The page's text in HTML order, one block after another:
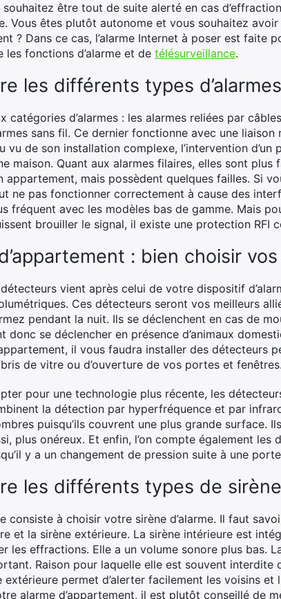
souhaitez être tout de suite alerté en cas
Vous êtes plutôt autonome et vous souhaitez
? Dans ce cas, l’alarme Internet à poser est faite
les fonctions d’alarme et de télésurveillance.
les différents types
catégories d’alarmes : les alarmes reliées par
sans fil. Ce dernier fonctionne avec une
vu de son installation complexe, l’intervention d’un
maison. Quant aux alarmes filaires, elles sont plus
appartement, mais possèdent quelques failles. Si
ne pas fonctionner correctement à cause des
fréquent avec les modèles bas de gamme. Mais
brouiller le signal, il existe une protection RFI
: bien choisir
vient après celui de votre dispositif
Ces détecteurs seront vos meilleurs
pendant la nuit. Ils se déclenchent en cas de
donc se déclencher en présence d’animaux
il vous faudra installer des détecteurs
de vitre ou d’ouverture de vos portes et fenêtres.
pour une technologie plus récente, les
la détection par hyperfréquence et par
puisqu’ils couvrent une plus grande surface.
plus onéreux. Et enfin, l’on compte également
y a un changement de pression suite à une
les différents types de
consiste à choisir votre sirène d’alarme. Il faut
et la sirène extérieure. La sirène intérieure est
les effractions. Elle a un volume sonore plus bas.
Raison pour laquelle elle est souvent interdite
extérieure permet d’alerter facilement les voisins
alarme d’appartement, il est plutôt conseillé de